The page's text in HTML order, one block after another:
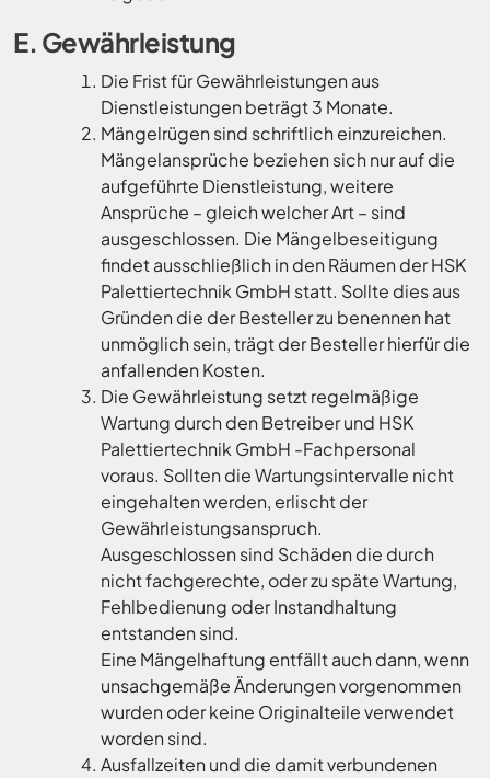
E. Gewährleistung
Die Frist für Gewährleistungen aus
Dienstleistungen beträgt 3 Monate.
Mängelrügen sind schriftlich einzureichen.
Mängelansprüche beziehen sich nur auf die
aufgeführte Dienstleistung, weitere
Ansprüche – gleich welcher Art – sind
ausgeschlossen. Die Mängelbeseitigung
findet ausschließlich in den Räumen der HSK
Palettiertechnik GmbH statt. Sollte dies aus
Gründen die der Besteller zu benennen hat
unmöglich sein, trägt der Besteller hierfür die
anfallenden Kosten.
Die Gewährleistung setzt regelmäßige
Wartung durch den Betreiber und HSK
Palettiertechnik GmbH -Fachpersonal
voraus. Sollten die Wartungsintervalle nicht
eingehalten werden, erlischt der
Gewährleistungsanspruch.
Ausgeschlossen sind Schäden die durch
nicht fachgerechte, oder zu späte Wartung,
Fehlbedienung oder Instandhaltung
entstanden sind.
Eine Mängelhaftung entfällt auch dann, wenn
unsachgemäße Änderungen vorgenommen
wurden oder keine Originalteile verwendet
worden sind.
Ausfallzeiten und die damit verbundenen